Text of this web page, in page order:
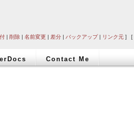
| 削除 | 名前変更 | 差分 | バックアップ| リンク元 ] [
Contact Me